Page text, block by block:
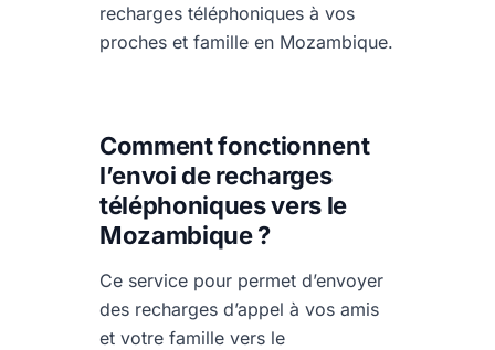
recharges téléphoniques à vos
proches et famille en Mozambique.
Comment fonctionnent
l’envoi de recharges
téléphoniques vers le
Mozambique ?
Ce service pour permet d’envoyer
des recharges d’appel à vos amis
et votre famille vers le